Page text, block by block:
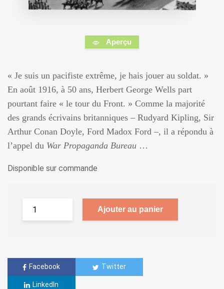
Aperçu
« Je suis un pacifiste extrême, je hais jouer au soldat. »
En août 1916, à 50 ans, Herbert George Wells part
pourtant faire « le tour du Front. » Comme la majorité
des grands écrivains britanniques – Rudyard Kipling, Sir
Arthur Conan Doyle, Ford Madox Ford –, il a répondu à
l’appel du War Propaganda Bureau …
Disponible sur commande
Ajouter au panier
Facebook Twitter
LinkedIn